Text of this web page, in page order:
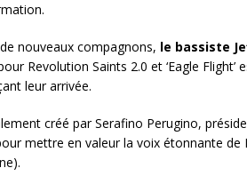
nouveaux compagnons, le bassiste
Revolution Saints 2.0 et ‘Eagle Flight’
leur arrivée.
créé par Serafino Perugino,
mettre en valeur la voix étonnante de